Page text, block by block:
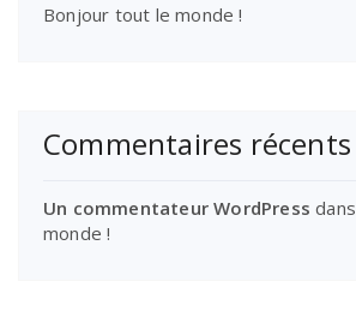
Bonjour tout le monde !
Commentaires récents
Un commentateur WordPress dans
monde !